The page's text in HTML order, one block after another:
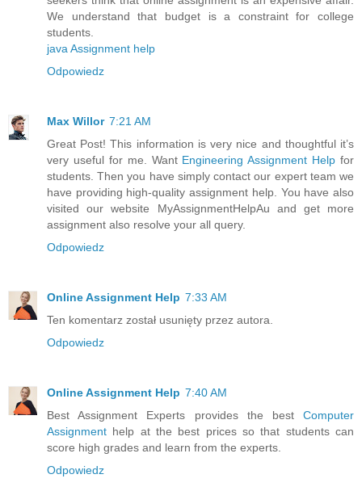
We understand that budget is a constraint for college
students.
java Assignment help
Odpowiedz
Max Willor 7:21 AM
Great Post! This information is very nice and thoughtful it’s
very useful for me. Want Engineering Assignment Help for
students. Then you have simply contact our expert team we
have providing high-quality assignment help. You have also
visited our website MyAssignmentHelpAu and get more
assignment also resolve your all query.
Odpowiedz
Online Assignment Help 7:33 AM
Ten komentarz został usunięty przez autora.
Odpowiedz
Online Assignment Help 7:40 AM
Best Assignment Experts provides the best Computer
Assignment help at the best prices so that students can
score high grades and learn from the experts.
Odpowiedz